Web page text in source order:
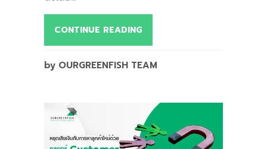
CONTINUE READING
by OURGREENFISH TEAM